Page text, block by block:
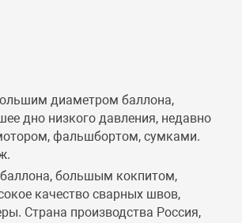
диаметром баллона,
дно низкого давления, недавно
фальшбортом, сумками.
большым кокпитом,
качество сварных швов,
Страна производства Россия,